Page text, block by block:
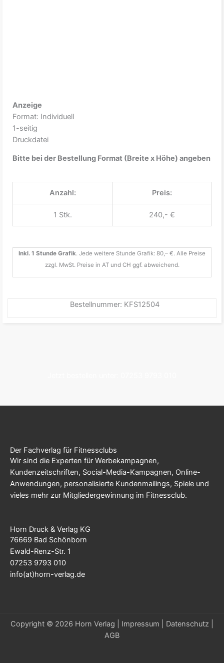
Anzeige
Format: Individuell
1-seitig
Druckdatei
Bitte bei der Bestellung Format (Breite x Höhe) angeben
Anzahl: Preis:
1 Stk. 240,- €
Inkl. 1 Stunde Grafik. Jede weitere Stunde Grafik: 80,– €. Alle Preise
zzgl. MwSt. Preise in AT und CH ggf. abweichend.
Bestellnummer: KFS12504
Der Fachverlag für Fitnessclubs
Wir sind die Experten für Werbekampagnen,
Kundenzeitschriften, Social-Media-Kampagnen, Online-
Anwendungen, personalisierte Kundenmailings, Spiele und
vieles mehr zur Mitgliedergewinnung im Fitnessclub.
Horn Druck & Verlag KG
76669 Bad Schönborn
Ewald-Renz-Str. 1
07253 9793 010
info(at)horn-verlag.de
Copyright © 2026 Horn Verlag | Impressum Datenschutz
AGB